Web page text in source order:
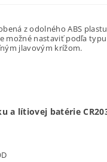
z odolného ABS
nastaviť podľa
jlavovým krížom.
a lítiovej batérie